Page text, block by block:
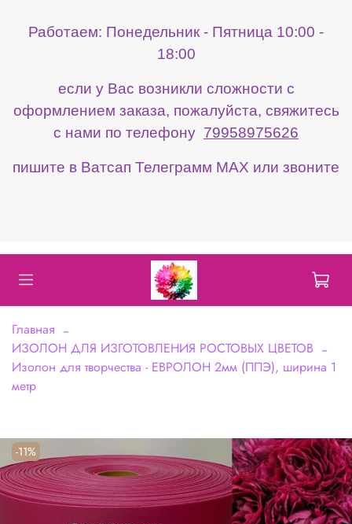
Работаем: Понедельник - Пятница 10:00 -
18:00
если у Вас возникли сложности с
оформлением заказа, пожалуйста, свяжитесь
с нами по телефону 79958975626
пишите в Ватсап Телеграмм МАХ или звоните
Главная
ИЗОЛОН ДЛЯ ИЗГОТОВЛЕНИЯ РОСТОВЫХ ЦВЕТОВ
Изолон для творчества - ЕВРОЛОН 2мм (ППЭ), ширина 1
метр
-11%